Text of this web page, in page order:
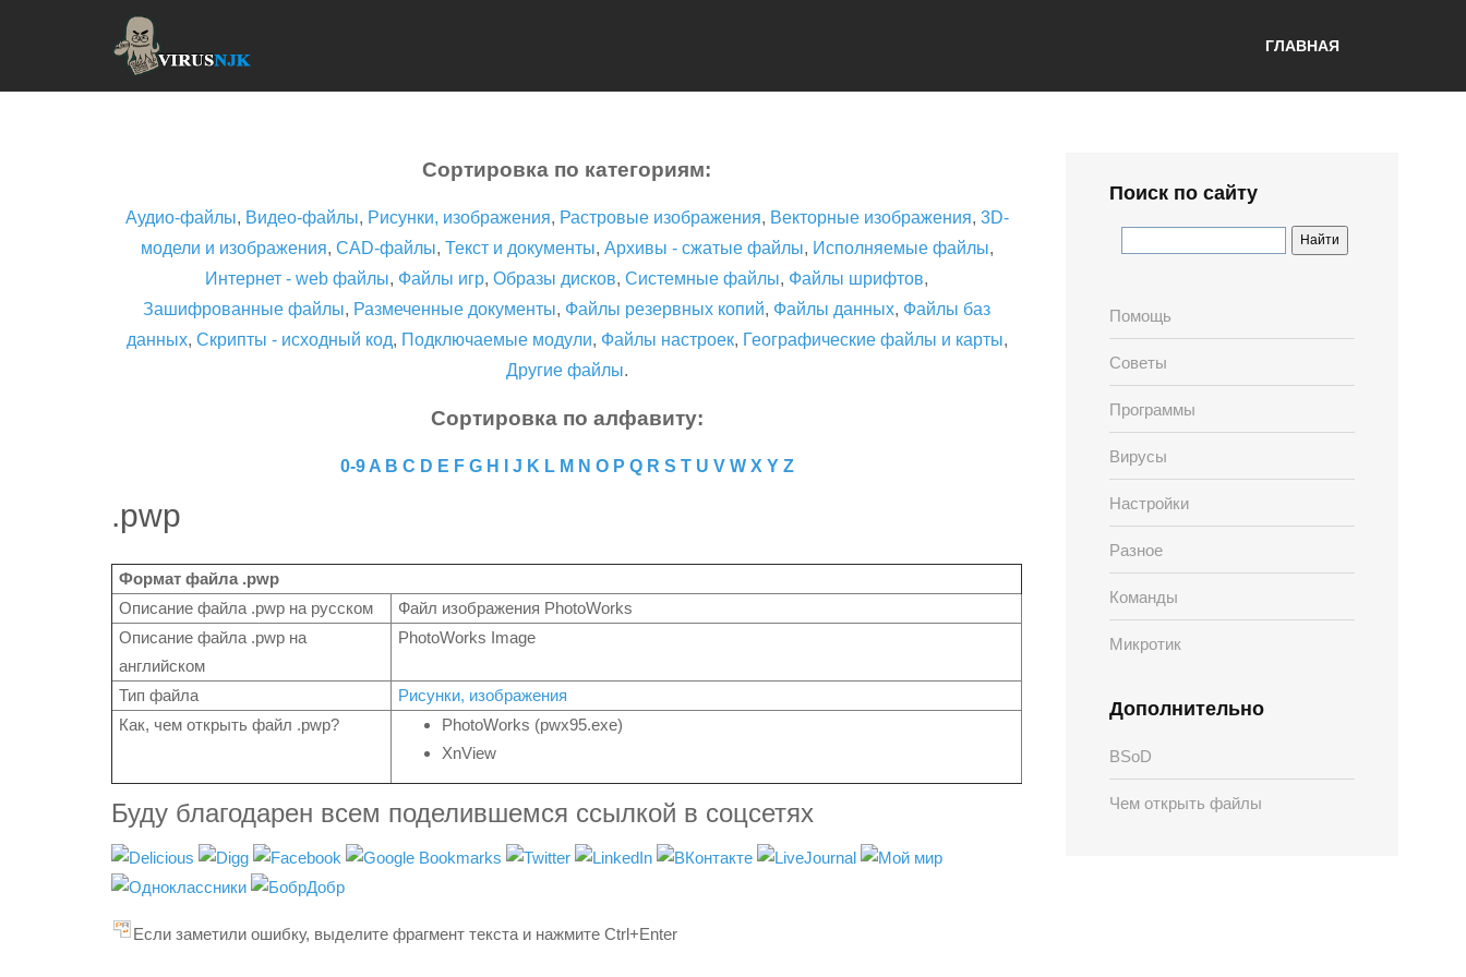
ГЛАВНАЯ
Сортировка по категориям:
Аудио-файлы, Видео-файлы, Рисунки, изображения, Растровые изображения, Векторные изображения, 3D-
модели и изображения, CAD-файлы, Текст и документы, Архивы - сжатые файлы, Исполняемые файлы,
Интернет - web файлы, Файлы игр, Образы дисков, Системные файлы, Файлы шрифтов,
Зашифрованные файлы, Размеченные документы, Файлы резервных копий, Файлы данных, Файлы баз
данных, Скрипты - исходный код, Подключаемые модули, Файлы настроек, Географические файлы и карты,
Другие файлы.
Сортировка по алфавиту:
0-9 A B C D E F G H J K L M N O P Q R S T U V W X Y Z
.pwp
Формат файла .pwp
Описание файла .pwp на русском
Файл изображения PhotoWorks
Описание файла .pwp на
английском
PhotoWorks Image
Тип файла
Рисунки, изображения
Как, чем открыть файл .pwp?
PhotoWorks (pwx95.exe)
XnView
Буду благодарен всем поделившемся ссылкой в соцсетях
Если заметили ошибку, выделите фрагмент текста и нажмите Ctrl+Enter
Поиск по сайту
Помощь
Советы
Программы
Вирусы
Настройки
Разное
Команды
Микротик
Дополнительно
BSoD
Чем открыть файлы